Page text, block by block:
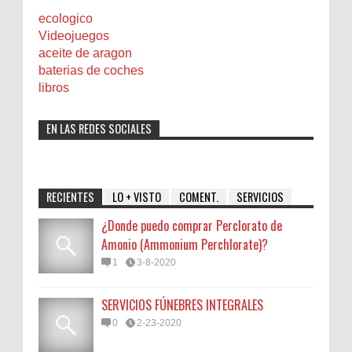
ecologico
Videojuegos
aceite de aragon
baterias de coches
libros
EN LAS REDES SOCIALES
RECIENTES LO + VISTO COMENT. SERVICIOS
¿Donde puedo comprar Perclorato de
Amonio (Ammonium Perchlorate)?
1 3-8-2020
SERVICIOS FÚNEBRES INTEGRALES
0 2-23-2020